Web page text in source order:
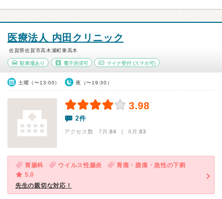
医療法人 内田クリニック
佐賀県佐賀市高木瀬町東高木
駐車場あり 電子決済可 マイナ受付 (スマホ可)
土曜（〜13:00） 夜（〜19:30）
3.98
2件
アクセス数 7月:84 | 6月:83
胃腸科 ウイルス性腸炎
胃痛・腹痛・急性の下痢
5.0
先生の親切な対応！